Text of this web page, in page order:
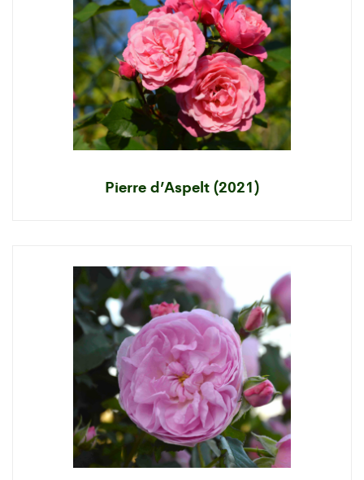
Pierre d’Aspelt (2021)